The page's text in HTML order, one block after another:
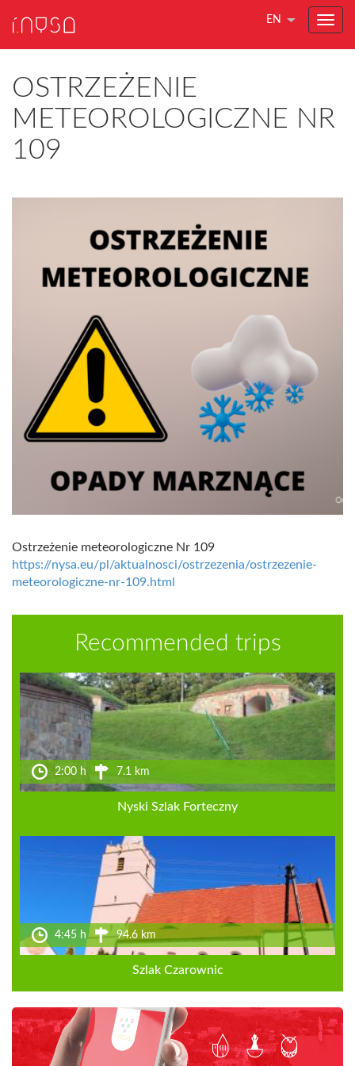
EN
OSTRZEŻENIE
METEOROLOGICZNE NR
109
Ostrzeżenie meteorologiczne Nr 109
https://nysa.eu/pl/aktualnosci/ostrzezenia/ostrzezenie-
meteorologiczne-nr-109.html
Recommended trips
2:00 h 7.1 km
Nyski Szlak Forteczny
4:45 h 94.6 km
Szlak Czarownic